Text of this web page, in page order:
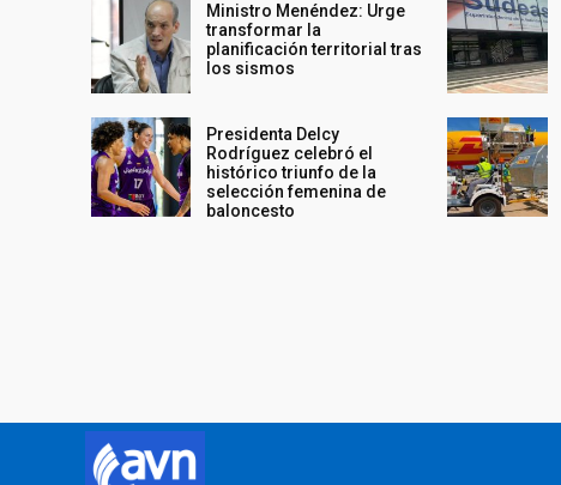
Ministro Menéndez: Urge
transformar la
planificación territorial tras
los sismos
Presidenta Delcy
Rodríguez celebró el
histórico triunfo de la
selección femenina de
baloncesto